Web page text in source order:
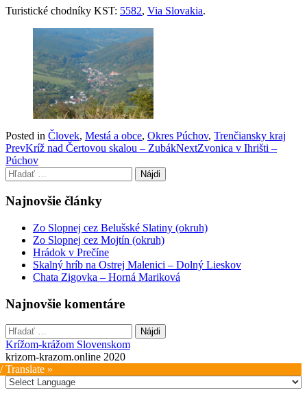
Turistické chodníky KST: 5582, Via Slovakia.
Posted in Človek, Mestá a obce, Okres Púchov, Trenčiansky kraj
Post
navigation
PrevKríž nad Čertovou skalou – ZubákNextZvonica v Ihrišti –
Púchov
Hľadať:
Najnovšie články
Zo Slopnej cez Belušské Slatiny (okruh)
Zo Slopnej cez Mojtín (okruh)
Hrádok v Prečíne
Skalný hríb na Ostrej Malenici – Dolný Lieskov
Chata Zigovka – Horná Mariková
Najnovšie komentáre
Hľadať:
Krížom-krážom Slovenskom
krizom-krazom.online 2020
Translate »